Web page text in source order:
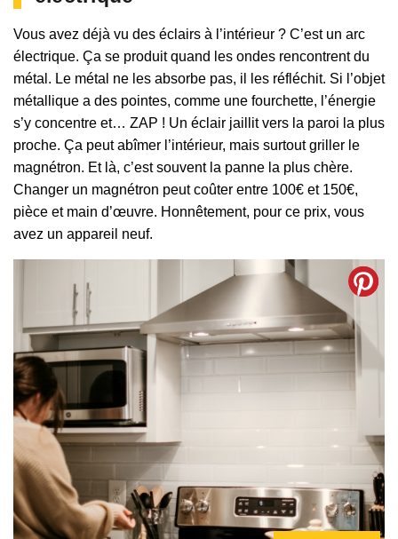
Vous avez déjà vu des éclairs à l’intérieur ? C’est un arc
électrique. Ça se produit quand les ondes rencontrent du
métal. Le métal ne les absorbe pas, il les réfléchit. Si l’objet
métallique a des pointes, comme une fourchette, l’énergie
s’y concentre et… ZAP ! Un éclair jaillit vers la paroi la plus
proche. Ça peut abîmer l’intérieur, mais surtout griller le
magnétron. Et là, c’est souvent la panne la plus chère.
Changer un magnétron peut coûter entre 100€ et 150€,
pièce et main d’œuvre. Honnêtement, pour ce prix, vous
avez un appareil neuf.